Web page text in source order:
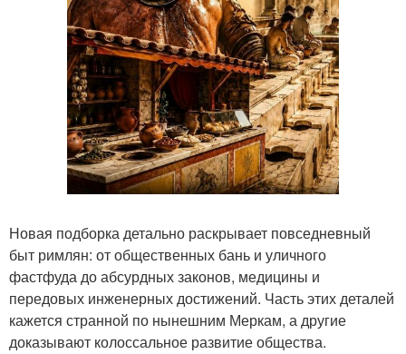
Новая подборка детально раскрывает повседневный
быт римлян: от общественных бань и уличного
фастфуда до абсурдных законов, медицины и
передовых инженерных достижений. Часть этих деталей
кажется странной по нынешним Меркам, а другие
доказывают колоссальное развитие общества.